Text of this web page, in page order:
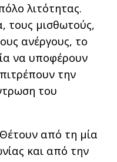
λιτότητας.
τους μισθωτούς,
ανέργους, το
να υποφέρουν
την
του
από τη μία
και από την